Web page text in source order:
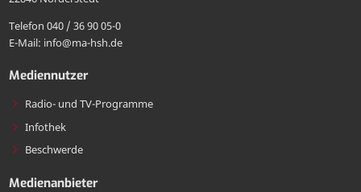
MA
HSH
Telefon 040 / 36 90 05-0
E-Mail: info@ma-hsh.de
Mediennutzer
Radio- und TV-Programme
Infothek
Beschwerde
Medienanbieter